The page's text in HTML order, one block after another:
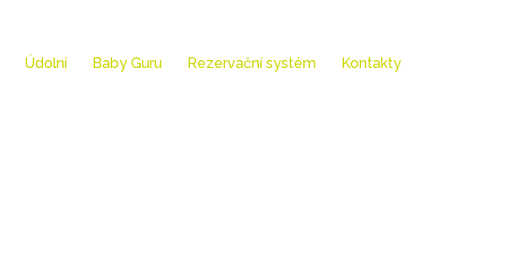
Údolní Baby Guru Rezervační systém Kontakty